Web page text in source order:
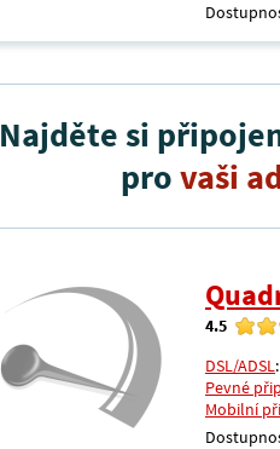
Najděte si
provaši
4.5
DSL/ADSL
Pevné
Mobilní